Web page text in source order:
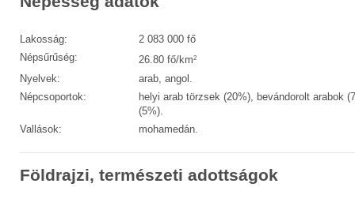
Lakosság:
2 083 000 fő
Népsűrűség:
26.80 fő/km2
Nyelvek:
arab, angol.
Népcsoportok:
helyi arab törzsek (20%), bevándorolt arabok
(5%).
Vallások:
mohamedán.
Földrajzi, természeti adottságok